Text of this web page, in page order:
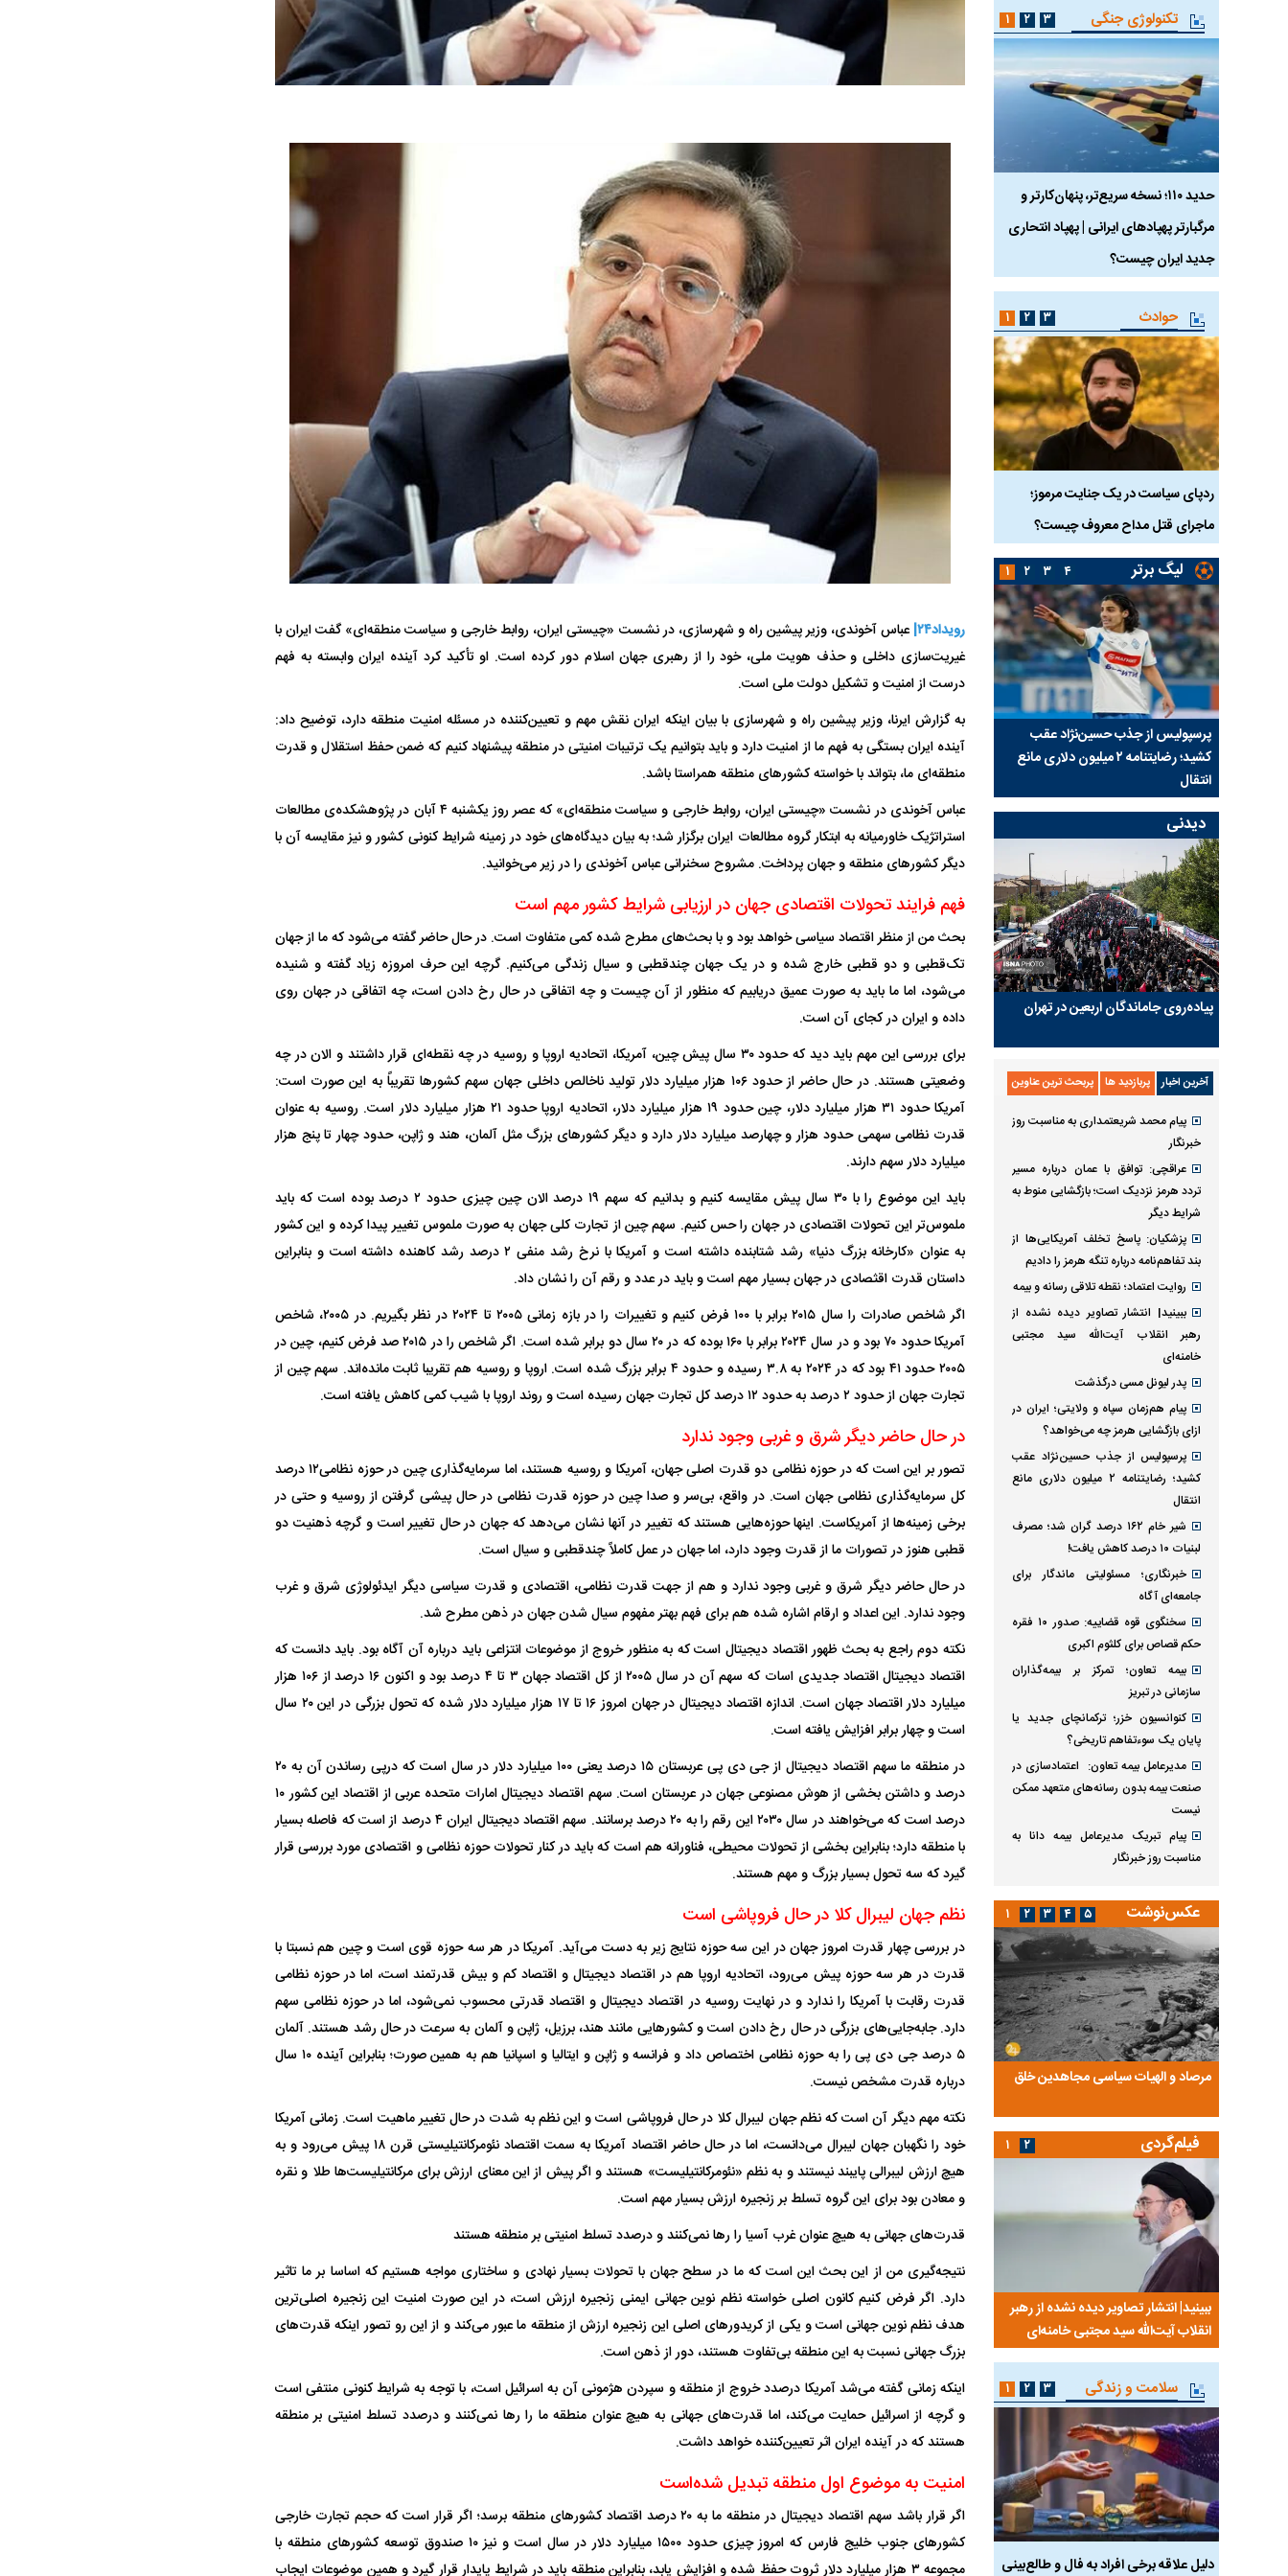
رویداد۲۴|
عباس آخوندی، وزیر پیشین راه و شهرسازی، در نشست «چیستی ایران، روابط خارجی و سیاست منطقه‌ای» گفت ایران با
غیریت‌سازی داخلی و حذف هویت ملی، خود را از رهبری جهان اسلام دور کرده است. او تأکید کرد آینده ایران وابسته به فهم
درست از امنیت و تشکیل دولت ملی است.
به گزارش ایرنا، وزیر پیشین راه و شهرسازی با بیان اینکه ایران نقش مهم و تعیین‌کننده در مسئله امنیت منطقه دارد، توضیح داد:
آینده ایران بستگی به فهم ما از امنیت دارد و باید بتوانیم یک ترتیبات امنیتی در منطقه پیشنهاد کنیم که ضمن حفظ استقلال و قدرت
منطقه‌ای ما، بتواند با خواسته کشور‌های منطقه همراستا باشد.
عباس آخوندی در نشست «چیستی ایران، روابط خارجی و سیاست منطقه‌ای» که عصر روز یکشنبه ۴ آبان در پژوهشکده‌ی مطالعات
استراتژیک خاورمیانه به ابتکار گروه مطالعات ایران برگزار شد؛ به بیان دیدگاه‌های خود در زمینه شرایط کنونی کشور و نیز مقایسه آن با
دیگر کشور‌های منطقه و جهان پرداخت. مشروح سخنرانی عباس آخوندی را در زیر می‌خوانید.
فهم فرایند تحولات اقتصادی جهان در ارزیابی شرایط کشور مهم است
بحث من از منظر اقتصاد سیاسی خواهد بود و با بحث‌های مطرح شده کمی متفاوت است. در حال حاضر گفته می‌شود که ما از جهان
تک‌قطبی و دو قطبی خارج شده و در یک جهان چندقطبی و سیال زندگی می‌کنیم. گرچه این حرف امروزه زیاد گفته و شنیده
می‌شود، اما ما باید به صورت عمیق دریابیم که منظور از آن چیست و چه اتفاقی در حال رخ دادن است، چه اتفاقی در جهان روی
داده و ایران در کجای آن است.
برای بررسی این مهم باید دید که حدود ۳۰ سال پیش چین، آمریکا، اتحادیه اروپا و روسیه در چه نقطه‌ای قرار داشتند و الان در چه
وضعیتی هستند. در حال حاضر از حدود ۱۰۶ هزار میلیارد دلار تولید ناخالص داخلی جهان سهم کشور‌ها تقریباً به این صورت است:
آمریکا حدود ۳۱ هزار میلیارد دلار، چین حدود ۱۹ هزار میلیارد دلار، اتحادیه اروپا حدود ۲۱ هزار میلیارد دلار است. روسیه به عنوان
قدرت نظامی سهمی حدود هزار و چهارصد میلیارد دلار دارد و دیگر کشور‌های بزرگ مثل آلمان، هند و ژاپن، حدود چهار تا پنج هزار
میلیارد دلار سهم دارند.
باید این موضوع را با ۳۰ سال پیش مقایسه کنیم و بدانیم که سهم ۱۹ درصد الان چین چیزی حدود ۲ درصد بوده است که باید
ملموس‌تر این تحولات اقتصادی در جهان را حس کنیم. سهم چین از تجارت کلی جهان به صورت ملموس تغییر پیدا کرده و این کشور
به عنوان «کارخانه بزرگ دنیا» رشد شتابنده داشته است و آمریکا با نرخ رشد منفی ۲ درصد رشد کاهنده داشته است و بنابراین
داستان قدرت اقثصادی در جهان بسیار مهم است و باید در عدد و رقم آن را نشان داد.
اگر شاخص صادرات را سال ۲۰۱۵ برابر با ۱۰۰ فرض کنیم و تغییرات را در بازه زمانی ۲۰۰۵ تا ۲۰۲۴ در نظر بگیریم. در ۲۰۰۵، شاخص
آمریکا حدود ۷۰ بود و در سال ۲۰۲۴ برابر با ۱۶۰ بوده که در ۲۰ سال دو برابر شده است. اگر شاخص را در ۲۰۱۵ صد فرض کنیم، چین در
۲۰۰۵ حدود ۴۱ بود که در ۲۰۲۴ به ۳.۸ رسیده و حدود ۴ برابر بزرگ شده است. اروپا و روسیه هم تقریبا ثابت مانده‌اند. سهم چین از
تجارت جهان از حدود ۲ درصد به حدود ۱۲ درصد کل تجارت جهان رسیده است و روند اروپا با شیب کمی کاهش یافته است.
در حال حاضر دیگر شرق و غربی وجود ندارد
تصور بر این است که در حوزه نظامی دو قدرت اصلی جهان، آمریکا و روسیه هستند، اما سرمایه‌گذاری چین در حوزه نظامی۱۲ درصد
کل سرمایه‌گذاری نظامی جهان است. در واقع، بی‌سر و صدا چین در حوزه قدرت نظامی در حال پیشی گرفتن از روسیه و حتی در
برخی زمینه‌ها از آمریکاست. اینها حوزه‌هایی هستند که تغییر در آنها نشان می‌دهد که جهان در حال تغییر است و گرچه ذهنیت دو
قطبی هنوز در تصورات ما از قدرت وجود دارد، اما جهان در عمل کاملاً چندقطبی و سیال است.
در حال حاضر دیگر شرق و غربی وجود ندارد و هم از جهت قدرت نظامی، اقتصادی و قدرت سیاسی دیگر ایدئولوژی شرق و غرب
وجود ندارد. این اعداد و ارقام اشاره شده هم برای فهم بهتر مفهوم سیال شدن جهان در ذهن مطرح شد.
نکته دوم راجع به بحث ظهور اقتصاد دیجیتال است که به منظور خروج از موضوعات انتزاعی باید درباره آن آگاه بود. باید دانست که
اقتصاد دیجیتال اقتصاد جدیدی اسات که سهم آن در سال ۲۰۰۵ از کل اقتصاد جهان ۳ تا ۴ درصد بود و اکنون ۱۶ درصد از ۱۰۶ هزار
میلیارد دلار اقتصاد جهان است. اندازه اقتصاد دیجیتال در جهان امروز ۱۶ تا ۱۷ هزار میلیارد دلار شده که تحول بزرگی در این ۲۰ سال
است و چهار برابر افزایش یافته است.
در منطقه ما سهم اقتصاد دیجیتال از جی دی پی عربستان ۱۵ درصد یعنی ۱۰۰ میلیارد دلار در سال است که درپی رساندن آن به ۲۰
درصد و داشتن بخشی از هوش مصنوعی جهان در عربستان است. سهم اقتصاد دیجیتال امارات متحده عربی از اقتصاد این کشور ۱۰
درصد است که می‌خواهند در سال ۲۰۳۰ این رقم را به ۲۰ درصد برسانند. سهم اقتصاد دیجیتال ایران ۴ درصد از است که فاصله بسیار
با منطقه دارد؛ بنابراین بخشی از تحولات محیطی، فناورانه هم است که باید در کنار تحولات حوزه نظامی و اقتصادی مورد بررسی قرار
گیرد که سه تحول بسیار بزرگ و مهم هستند.
نظم جهان لیبرال کلا در حال فروپاشی است
در بررسی چهار قدرت امروز جهان در این سه حوزه نتایج زیر به دست می‌آید. آمریکا در هر سه حوزه قوی است و چین هم نسبتا با
قدرت در هر سه حوزه پیش می‌رود، اتحادیه اروپا هم در اقتصاد دیجیتال و اقتصاد کم و بیش قدرتمند است، اما در حوزه نظامی
قدرت رقابت با آمریکا را ندارد و در نهایت روسیه در اقتصاد دیجیتال و اقتصاد قدرتی محسوب نمی‌شود، اما در حوزه نظامی سهم
دارد. جابه‌جایی‌های بزرگی در حال رخ دادن است و کشور‌هایی مانند هند، برزیل، ژاپن و آلمان به سرعت در حال رشد هستند. آلمان
۵ درصد جی دی پی را به حوزه نظامی اختصاص داد و فرانسه و ژاپن و ایتالیا و اسپانیا هم به همین صورت؛ بنابراین آینده ۱۰ سال
درباره قدرت مشخص نیست.
نکته مهم دیگر آن است که نظم جهان لیبرال کلا در حال فروپاشی است و این نظم به شدت در حال تغییر ماهیت است. زمانی آمریکا
خود را نگهبان جهان لیبرال می‌دانست، اما در حال حاضر اقتصاد آمریکا به سمت اقتصاد نئومرکانتیلیستی قرن ۱۸ پیش می‌رود و به
هیچ ارزش لیبرالی پایبند نیستند و به نظم «نئومرکانتیلیست» هستند و اگر پیش از این معنای ارزش برای مرکانتیلیست‌ها طلا و نقره
و معادن بود برای این گروه تسلط بر زنجیره ارزش بسیار مهم است.
قدرت‌های جهانی به هیچ عنوان غرب آسیا را رها نمی‌کنند و درصدد تسلط امنیتی بر منطقه هستند
نتیجه‌گیری من از این بحث این است که ما در سطح جهان با تحولات بسیار نهادی و ساختاری مواجه هستیم که اساسا بر ما تاثیر
دارد. اگر فرض کنیم کانون اصلی خواسته نظم نوین جهانی ایمنی زنجیره ارزش است، در این صورت امنیت این زنجیره اصلی‌ترین
هدف نظم نوین جهانی است و یکی از کریدور‌های اصلی این زنجیره ارزش از منطقه ما عبور می‌کند و از این رو تصور اینکه قدرت‌های
بزرگ جهانی نسبت به این منطقه بی‌تفاوت هستند، دور از ذهن است.
اینکه زمانی گفته می‌شد آمریکا درصدد خروج از منطقه و سپردن هژمونی آن به اسرائیل است، با توجه به شرایط کنونی منتفی است
و گرچه از اسرائیل حمایت می‌کند، اما قدرت‌های جهانی به هیچ عنوان منطقه ما را رها نمی‌کنند و درصدد تسلط امنیتی بر منطقه
هستند که در آینده ایران اثر تعیین‌کننده خواهد داشت.
امنیت به موضوع اول منطقه تبدیل شده‌است
اگر قرار باشد سهم اقتصاد دیجیتال در منطقه ما به ۲۰ درصد اقتصاد کشور‌های منطقه برسد؛ اگر قرار است که حجم تجارت خارجی
کشور‌های جنوب خلیج فارس که امروز چیزی حدود ۱۵۰۰ میلیارد دلار در سال است و نیز ۱۰ صندوق توسعه کشور‌های منطقه با
مجموعه ۳ هزار میلیارد دلار ثروت حفظ شده و افزایش یابد، بنابراین منطقه باید در شرایط پایدار قرار گیرد و همین موضوعات ایجاب
تکنولوژی جنگی
حدید ۱۱۰؛ نسخه سریع‌تر، پنهان‌کارتر و
مرگبارتر پهپادهای ایرانی | پهپاد انتحاری
جدید ایران چیست؟
فضاپیمای «استارشیپ» ایلان ماسک
چیست؟
مرگبارتر پهپادهای ایرانی | پهپاد انتحاری
هواپیمای مرموز E-11A BACN چیست؟
۱ ۲ ۳
حوادث
ردپای سیاست در یک جنایت مرموز؛
ماجرای قتل مداح معروف چیست؟
جراحان قلابی در شمال تهران بازداشت
شدند؛ از تزریق فیلر تا جراحی پلک
حمله ۶ سگ به کودک ۹ ساله در سنندج؛
زنگ خطر دوباره به صدا درآمد
ردپای سیاست در یک جنایت مرموز؛
ماجرای قتل مداح معروف چیست؟
۱ ۲ ۳
لیگ برتر
پرسپولیس از جذب حسین‌نژاد عقب
کشید؛ رضایتنامه ۲ میلیون دلاری مانع
انتقال
بازی‌های لیگ برتر فوتبال با تماشاگر
برگزار می‌شود
رقم نجومی رضایتنامه مدافع موردنظر
پرسپولیس لو رفت
دو خرید جدید پرسپولیس نهایی شد؛
امضای قرارداد امروز
۱ ۲ ۳ ۴
دیدنی
پیاده‌روی جاماندگان اربعین در تهران
آخرین اخبار پربازدید ها پربحث ترین عناوین
پیام محمد شریعتمداری به مناسبت روز
خبرنگار
عراقچی: توافق با عمان درباره مسیر
تردد هرمز نزدیک است؛ بازگشایی منوط به
شرایط دیگر
پزشکیان: پاسخ تخلف آمریکایی‌ها از
بند تفاهم‌نامه درباره تنگه هرمز را دادیم
روایت اعتماد؛ نقطه تلاقی رسانه و بیمه
ببینید| انتشار تصاویر دیده نشده از
رهبر انقلاب آیت‌الله سید مجتبی
خامنه‌ای
پدر لیونل مسی درگذشت
پیام هم‌زمان سپاه و ولایتی؛ ایران در
ازای بازگشایی هرمز چه می‌خواهد؟
پرسپولیس از جذب حسین‌نژاد عقب
کشید؛ رضایتنامه ۲ میلیون دلاری مانع
انتقال
شیر خام ۱۶۲ درصد گران شد؛ مصرف
لبنیات ۱۰ درصد کاهش یافت!
خبرنگاری؛ مسئولیتی ماندگار برای
جامعه‌ای آگاه
سخنگوی قوه قضاییه: صدور ۱۰ فقره
حکم قصاص برای کلثوم اکبری
بیمه تعاون؛ تمرکز بر بیمه‌گذاران
سازمانی در تبریز
کنوانسیون خزر؛ ترکمانچای جدید یا
پایان یک سوءتفاهم تاریخی؟
مدیرعامل بیمه تعاون: اعتمادسازی در
صنعت بیمه بدون رسانه‌های متعهد ممکن
نیست
پیام تبریک مدیرعامل بیمه دانا به
مناسبت روز خبرنگار
عکس‌نوشت
مرصاد و الهیات سیاسی مجاهدین خلق
آخرین پرده از حیات سیاسی یک سلسله |
۱ ۲ ۳ ۴ ۵
فیلم‌گردی
ببینید| انتشار تصاویر دیده نشده از رهبر
انقلاب آیت‌الله سید مجتبی خامنه‌ای
سخنرانی دیده نشده آیت‌الله هاشمی
رفسنجانی درباره پذیرش قطع نامه۵۹۸
ببینید| انتشار تصاویر دیده نشده از رهبر
انقلاب آیت‌الله سید مجتبی خامنه‌ای
سخنرانی دیده نشده آیت‌الله هاشمی
رفسنجانی درباره پذیرش قطع نامه۵۹۸
۱ ۲
سلامت و زندگی
دلیل علاقه برخی افراد به فال و طالع‌بینی تاثیر استرس بر بدن علت تنگی نفس و راه های درمان آن دلیل علاقه برخی افراد به فال و طالع‌بینی تاثیر استرس بر بدن
۱ ۲ ۳